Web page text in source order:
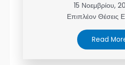
15 Νοεμβρίου,
Επιπλέον Θέσεις
Read